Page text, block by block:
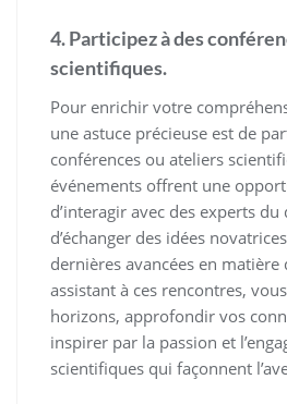
4. Participez à des
scientifiques.
Pour enrichir votre
une astuce précieuse est de
conférences ou ateliers
événements offrent une
d’interagir avec des experts du
d’échanger des idées
dernières avancées en matière
assistant à ces rencontres,
horizons, approfondir vos
inspirer par la passion et
scientifiques qui façonnent